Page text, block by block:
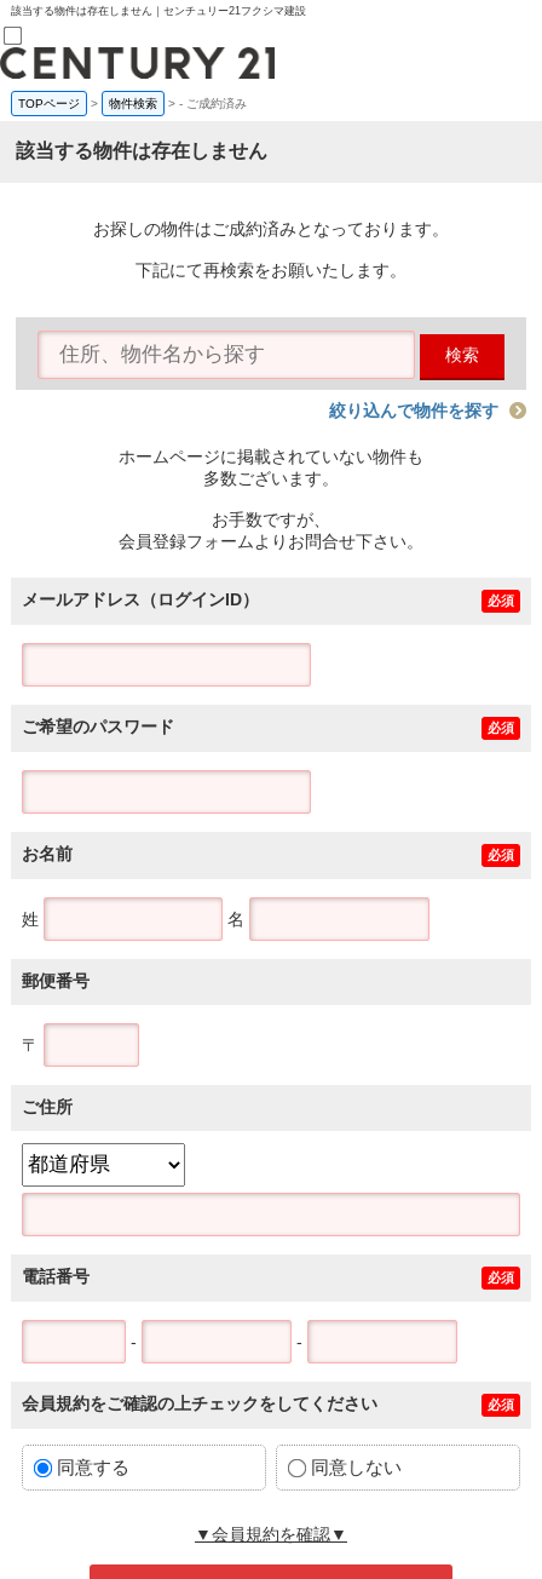
該当する物件は存在しません｜センチュリー21フクシマ建設
売買部
0120-800-844
賃貸部
会員メニュー
物件を探す
購入TOP
条件から探す
住宅ローン控除シミュレータ
TOPページ > 物件検索 >- ご成約済み
該当する物件は存在しません
お探しの物件はご成約済みとなっております。
下記にて再検索をお願いたします。
検索
絞り込んで物件を探す
ホームページに掲載されていない物件も
多数ございます。
お手数ですが、
会員登録フォームよりお問合せ下さい。
メールアドレス（ログインID） 必須
ご希望のパスワード 必須
お名前 必須
姓 名
郵便番号
〒
ご住所
電話番号 必須
- -
会員規約をご確認の上チェックをしてください 必須
同意する 同意しない
▼会員規約を確認▼